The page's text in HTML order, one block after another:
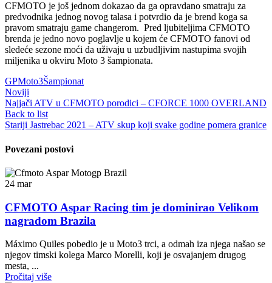
CFMOTO je još jednom dokazao da ga opravdano smatraju za
predvodnika jednog novog talasa i potvrdio da je brend koga sa
pravom smatraju game changerom. Pred ljubiteljima CFMOTO
brenda je jedno novo poglavlje u kojem će CFMOTO fanovi od
sledeće sezone moći da uživaju u uzbudljivim nastupima svojih
miljenika u okviru Moto 3 šampionata.
GPMoto3Šampionat
Noviji
Najjači ATV u CFMOTO porodici – CFORCE 1000 OVERLAND
Back to list
Stariji Jastrebac 2021 – ATV skup koji svake godine pomera granice
Povezani postovi
24 mar
CFMOTO Aspar Racing tim je dominirao Velikom
nagradom Brazila
Máximo Quiles pobedio je u Moto3 trci, a odmah iza njega našao se
njegov timski kolega Marco Morelli, koji je osvajanjem drugog
mesta, ...
Pročitaj više